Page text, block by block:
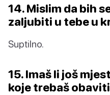
14. Mislim da bih
zaljubiti u tebe u
Suptilno.
15. Imaš li još
koje trebaš